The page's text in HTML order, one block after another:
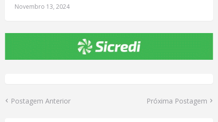
Novembro 13, 2024
Postagem Anterior Próxima Postagem